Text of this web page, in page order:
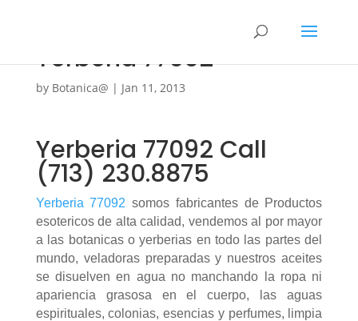
Yerberia 77092
by Botanica@ | Jan 11, 2013
Yerberia 77092 Call
(713) 230.8875
Yerberia 77092 somos fabricantes de Productos
esotericos de alta calidad, vendemos al por mayor
a las botanicas o yerberias en todo las partes del
mundo, veladoras preparadas y nuestros aceites
se disuelven en agua no manchando la ropa ni
apariencia grasosa en el cuerpo, las aguas
espirituales, colonias, esencias y perfumes, limpia